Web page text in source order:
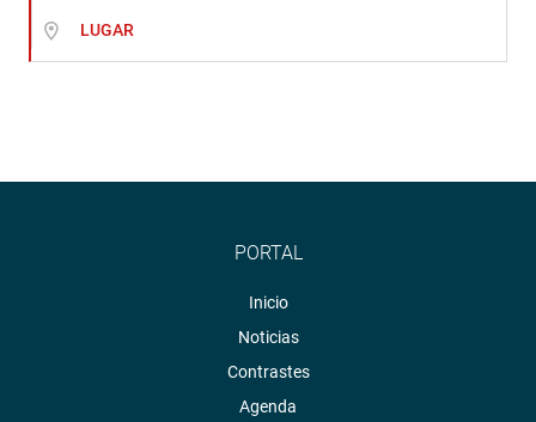
LUGAR
PORTAL
Inicio
Noticias
Contrastes
Agenda